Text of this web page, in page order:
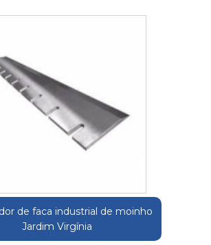
de faca industrial de moinho
Jardim Virgínia